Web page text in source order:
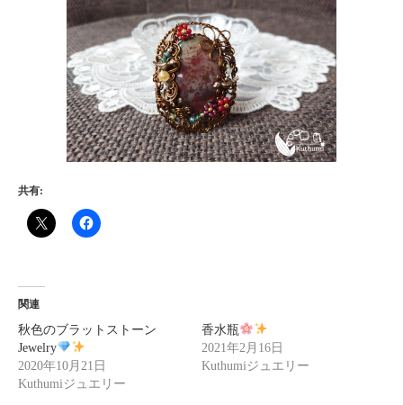
共有:
関連
秋色のブラットストーン
Jewelry
2020年10月21日
Kuthumiジュエリー
香水瓶
2021年2月16日
Kuthumiジュエリー